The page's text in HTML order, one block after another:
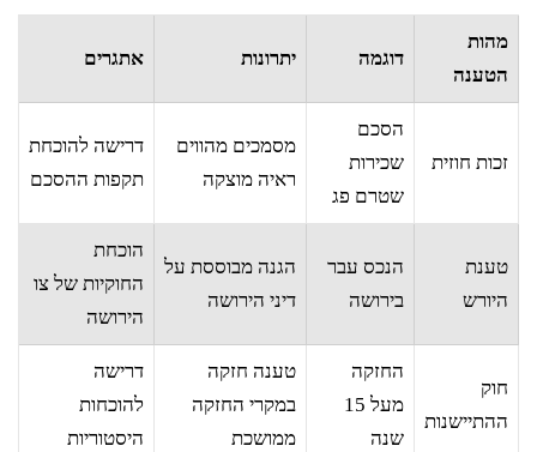
מהות
הטענה
דוגמה יתרונות אתגרים
זכות חוזית
הסכם
שכירות
שטרם פג
מסמכים מהווים
ראיה מוצקה
דרישה להוכחת
תקפות ההסכם
טענת
היורש
הנכס עבר
בירושה
הגנה מבוססת על
דיני הירושה
הוכחת
החוקיות של צו
הירושה
חוק
ההתיישנות
החזקה
מעל 15
שנה
טענה חזקה
במקרי החזקה
ממושכת
דרישה
להוכחות
היסטוריות